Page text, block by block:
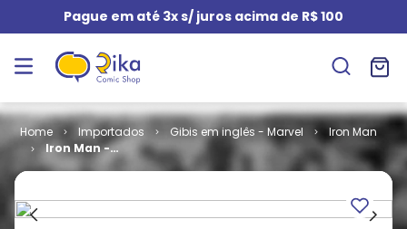
Pague em até 3x s/ juros acima de R$ 100
Importados Gibis em inglês - Marvel
Iron Man
Iron Man -
Volume 3 # 13